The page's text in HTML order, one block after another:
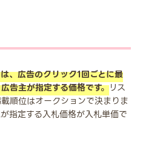
、広告のクリック1回ごとに最
告主が指定する価格です。リス
順位はオークションで決まりま
指定する入札価格が入札単価で